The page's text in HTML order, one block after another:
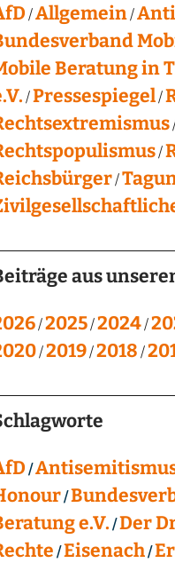
Allgemein
Beratung in
Pressespiegel
aus
2025 2024
2019 2018
e.V. Der
Eisenach